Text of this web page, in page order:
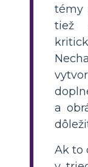
témy
tiež
a
Ak to